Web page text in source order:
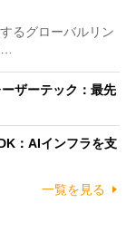
るグローバルリン
ザーテック：最先
：AIインフラを支
一覧を見る